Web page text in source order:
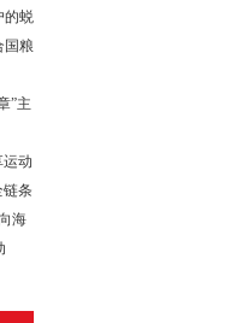
的蜕
国粮
”主
动
链条
海